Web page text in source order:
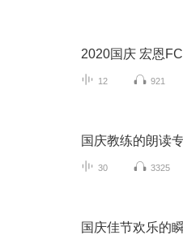
2020国庆 宏恩
12 921
国庆教练的朗读
30 3325
国庆佳节欢乐的